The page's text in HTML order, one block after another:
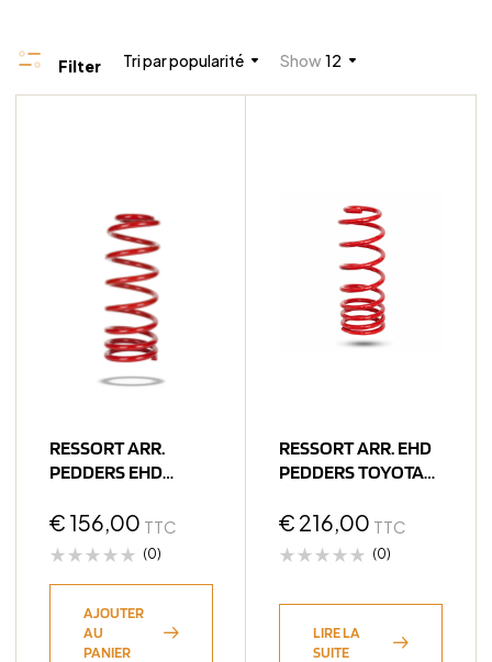
Filter Tri par popularité Show12
RESSORT ARR.
PEDDERS EHD
KDJ15#
€ 156,00 TTC
(0)
AJOUTER
AU
PANIER
RESSORT ARR. EHD
PEDDERS TOYOTA
€ 216,00 TTC
(0)
LIRE LA
SUITE